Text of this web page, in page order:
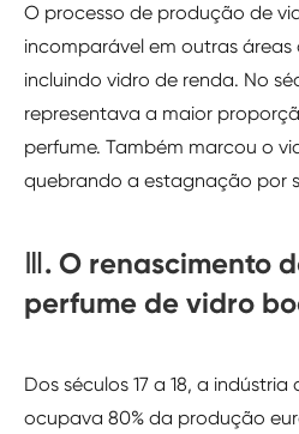
O processo de produção de
incomparável em outras
incluindo vidro de renda. No
representava a maior
perfume. Também marcou o
quebrando a estagnação por
Ⅲ. O renascimento
perfume de vidro
Dos séculos 17 a 18, a
ocupava 80% da produção